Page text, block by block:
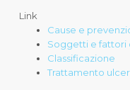
Link
Cause e
Soggetti e fattori
Classificazione
Trattamento